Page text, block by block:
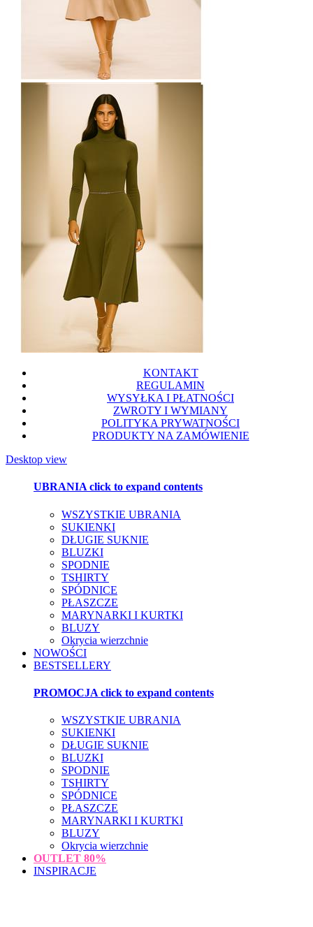
KONTAKT
REGULAMIN
WYSYŁKA I PŁATNOŚCI
ZWROTY I WYMIANY
POLITYKA PRYWATNOŚCI
PRODUKTY NA ZAMÓWIENIE
Desktop view
UBRANIAclick to expand contents
WSZYSTKIE UBRANIA
SUKIENKI
DŁUGIE SUKNIE
BLUZKI
SPODNIE
TSHIRTY
SPÓDNICE
PŁASZCZE
MARYNARKI I KURTKI
BLUZY
Okrycia wierzchnie
NOWOŚCI
BESTSELLERY
PROMOCJA click to expand contents
WSZYSTKIE UBRANIA
SUKIENKI
DŁUGIE SUKNIE
BLUZKI
SPODNIE
TSHIRTY
SPÓDNICE
PŁASZCZE
MARYNARKI I KURTKI
BLUZY
Okrycia wierzchnie
OUTLET 80%
INSPIRACJE